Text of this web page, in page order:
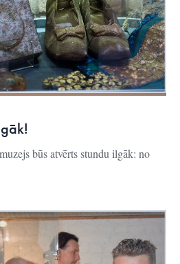
būs atvērts stundu ilgāk: no